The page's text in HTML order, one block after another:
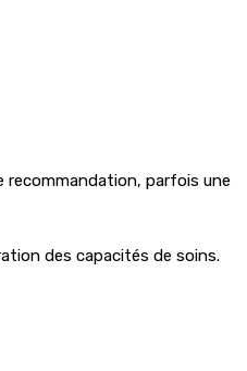
recommandation, parfois une
des capacités de soins.